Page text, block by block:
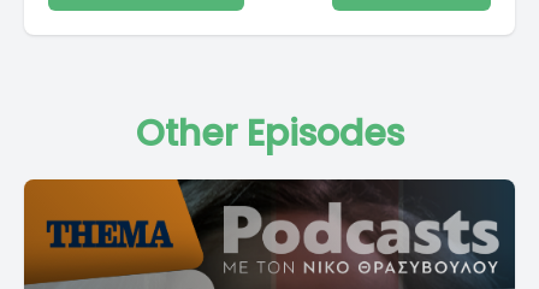
Other Episodes